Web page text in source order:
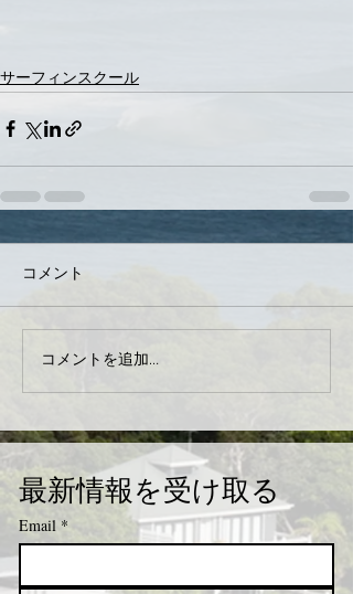
サーフィンスクール
コメント
コメントを追加…
最新情報を受け取る
Email *